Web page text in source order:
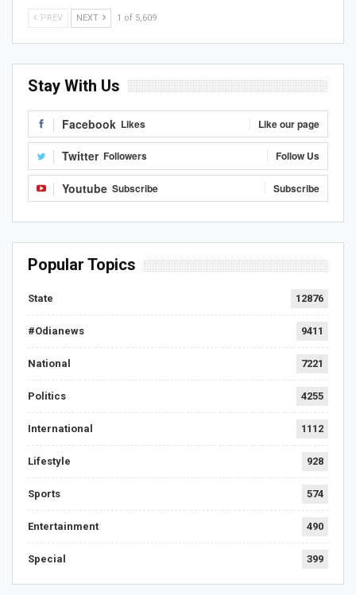
PREV NEXT 1 of 5,609
Stay With Us
Facebook Likes Like our page
Twitter Followers Follow Us
Youtube Subscribe Subscribe
Popular Topics
State 12876
#Odianews 9411
National 7221
Politics 4255
International 1112
Lifestyle 928
Sports 574
Entertainment 490
Special 399